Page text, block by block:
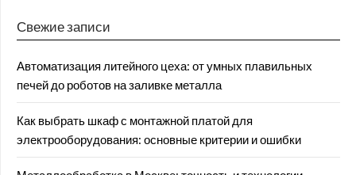
Свежие записи
Автоматизация литейного цеха: от умных плавильных
печей до роботов на заливке металла
Как выбрать шкаф с монтажной платой для
электрооборудования: основные критерии и ошибки